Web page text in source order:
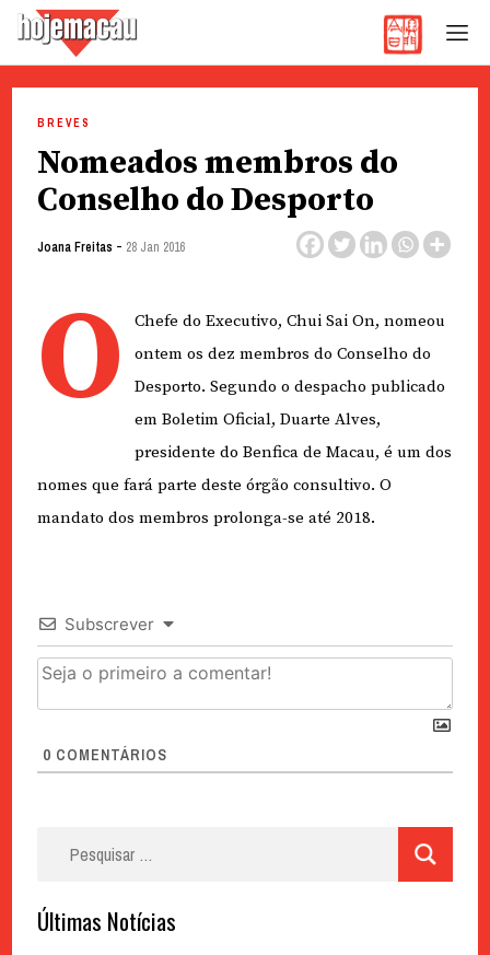
content
BREVES
Nomeados membros do
Conselho do Desporto
Joana Freitas - 28 Jan 2016
O
Chefe do Executivo, Chui Sai On, nomeou
ontem os dez membros do Conselho do
Desporto. Segundo o despacho publicado
em Boletim Oficial, Duarte Alves,
presidente do Benfica de Macau, é um dos
nomes que fará parte deste órgão consultivo. O
mandato dos membros prolonga-se até 2018.
Subscrever
0 COMENTÁRIOS
Últimas Notícias